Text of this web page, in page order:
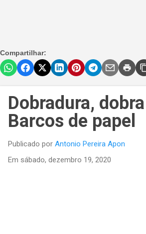
Compartilhar:
Dobradura,
Barcos de papel
Publicado por Antonio Pereira Apon
Em sábado, dezembro 19, 2020